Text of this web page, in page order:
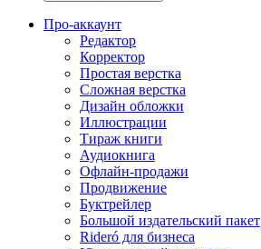
Про-аккаунт
Редактор
Корректор
Простая верстка
Сложная верстка
Дизайн обложки
Иллюстрации
Тираж книги
Аудиокнига
Офлайн-продажи
Продвижение
Буктрейлер
Большой издательский пакет
Rideró для бизнеса